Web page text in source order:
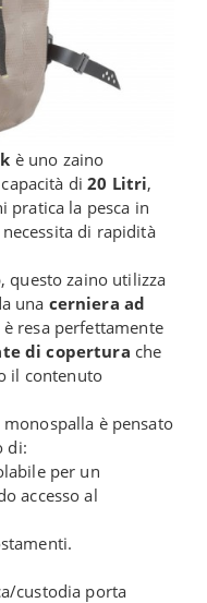
è uno zaino
di20 Litri,
pratica la pesca in
di rapidità
questo zaino utilizza
una cerniera ad
è resa perfettamente
di copertura che
il contenuto
è pensato
di:
per un
accesso al
custodia porta